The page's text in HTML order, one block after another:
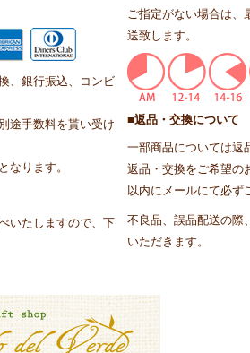
、銀行振込、コンビ
途手数料を貰い受け
なります。
いたしますので、下
ご指定がない場合は、
送致します。
■返品・交換について
一部商品については返
返品・交換をご希望の
以内にメールにて必ず
不良品、誤品配送の際
いただきます。